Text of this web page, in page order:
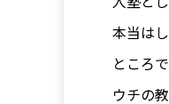
本当は
ところで
ウチの